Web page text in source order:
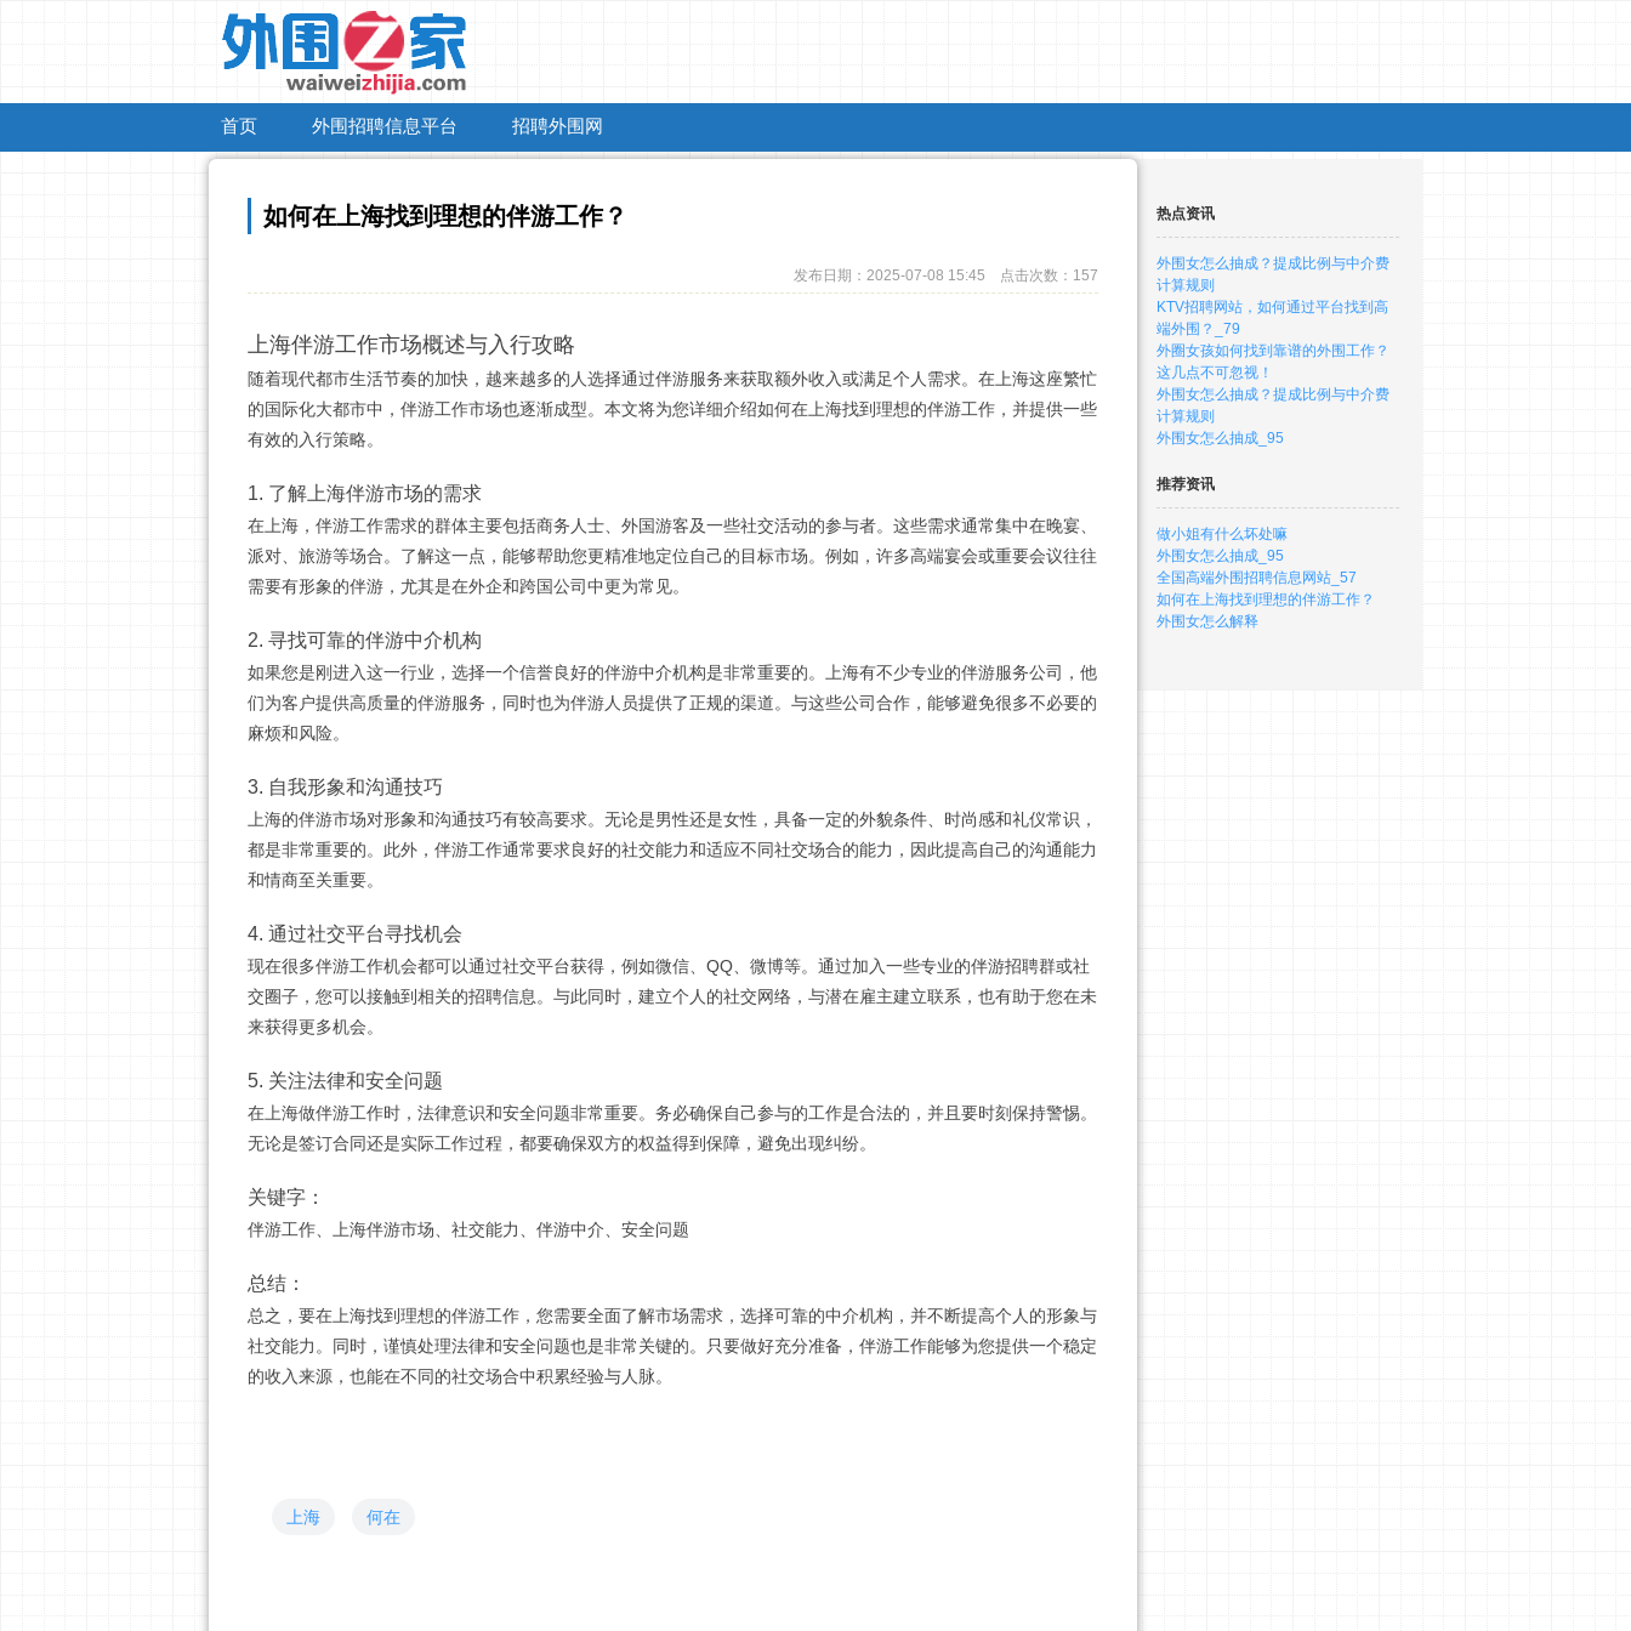
首页 外围招聘信息平台 招聘外围网
如何在上海找到理想的伴游工作？
发布日期：2025-07-08 15:45 点击次数：157
上海伴游工作市场概述与入行攻略
随着现代都市生活节奏的加快，越来越多的人选择通过伴游服务来获取额外收入或满足个人需求。在上海这座繁忙
的国际化大都市中，伴游工作市场也逐渐成型。本文将为您详细介绍如何在上海找到理想的伴游工作，并提供一些
有效的入行策略。
1. 了解上海伴游市场的需求
在上海，伴游工作需求的群体主要包括商务人士、外国游客及一些社交活动的参与者。这些需求通常集中在晚宴、
派对、旅游等场合。了解这一点，能够帮助您更精准地定位自己的目标市场。例如，许多高端宴会或重要会议往往
需要有形象的伴游，尤其是在外企和跨国公司中更为常见。
2. 寻找可靠的伴游中介机构
如果您是刚进入这一行业，选择一个信誉良好的伴游中介机构是非常重要的。上海有不少专业的伴游服务公司，他
们为客户提供高质量的伴游服务，同时也为伴游人员提供了正规的渠道。与这些公司合作，能够避免很多不必要的
麻烦和风险。
3. 自我形象和沟通技巧
上海的伴游市场对形象和沟通技巧有较高要求。无论是男性还是女性，具备一定的外貌条件、时尚感和礼仪常识，
都是非常重要的。此外，伴游工作通常要求良好的社交能力和适应不同社交场合的能力，因此提高自己的沟通能力
和情商至关重要。
4. 通过社交平台寻找机会
现在很多伴游工作机会都可以通过社交平台获得，例如微信、QQ、微博等。通过加入一些专业的伴游招聘群或社
交圈子，您可以接触到相关的招聘信息。与此同时，建立个人的社交网络，与潜在雇主建立联系，也有助于您在未
来获得更多机会。
5. 关注法律和安全问题
在上海做伴游工作时，法律意识和安全问题非常重要。务必确保自己参与的工作是合法的，并且要时刻保持警惕。
无论是签订合同还是实际工作过程，都要确保双方的权益得到保障，避免出现纠纷。
关键字：
伴游工作、上海伴游市场、社交能力、伴游中介、安全问题
总结：
总之，要在上海找到理想的伴游工作，您需要全面了解市场需求，选择可靠的中介机构，并不断提高个人的形象与
社交能力。同时，谨慎处理法律和安全问题也是非常关键的。只要做好充分准备，伴游工作能够为您提供一个稳定
的收入来源，也能在不同的社交场合中积累经验与人脉。
上海 何在
热点资讯
外围女怎么抽成？提成比例与中介费
计算规则
KTV招聘网站，如何通过平台找到高
端外围？_79
外圈女孩如何找到靠谱的外围工作？
这几点不可忽视！
外围女怎么抽成？提成比例与中介费
计算规则
外围女怎么抽成_95
推荐资讯
做小姐有什么坏处嘛
外围女怎么抽成_95
全国高端外围招聘信息网站_57
如何在上海找到理想的伴游工作？
外围女怎么解释